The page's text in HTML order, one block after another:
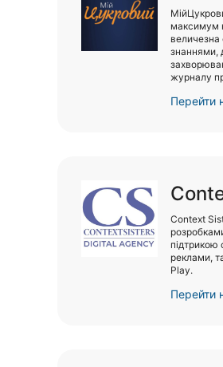
Кривий Ріг
максимум
величезна
знаннями,
журналу
Перейти
Context
підтрикою
реклами,
Play.
Перейти